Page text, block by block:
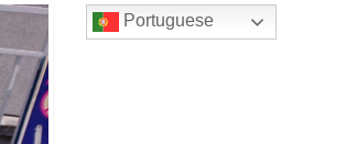
Portuguese